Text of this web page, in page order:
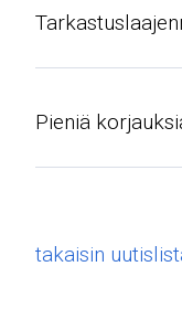
Pieniä
takaisin